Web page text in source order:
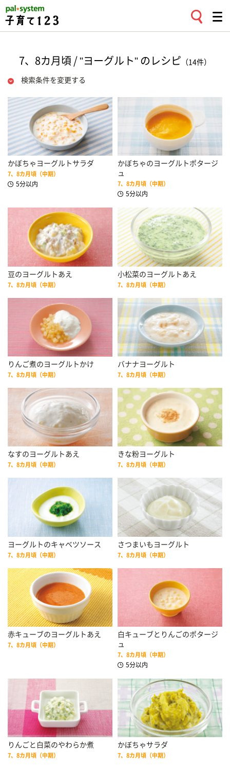
7、8カ月頃 / "ヨーグルト" のレシピ （14件）
検索条件を変更する
かぼちゃヨーグルトサラダ
7、8カ月頃（中期）
5分以内
かぼちゃのヨーグルトポタージ
ュ
7、8カ月頃（中期）
5分以内
豆のヨーグルトあえ
7、8カ月頃（中期）
小松菜のヨーグルトあえ
7、8カ月頃（中期）
りんご煮のヨーグルトかけ
7、8カ月頃（中期）
バナナヨーグルト
7、8カ月頃（中期）
なすのヨーグルトあえ
7、8カ月頃（中期）
きな粉ヨーグルト
7、8カ月頃（中期）
ヨーグルトのキャベツソース
7、8カ月頃（中期）
さつまいもヨーグルト
7、8カ月頃（中期）
赤キューブのヨーグルトあえ
7、8カ月頃（中期）
白キューブとりんごのポタージ
ュ
7、8カ月頃（中期）
5分以内
りんごと白菜のやわらか煮
7、8カ月頃（中期）
かぼちゃサラダ
7、8カ月頃（中期）